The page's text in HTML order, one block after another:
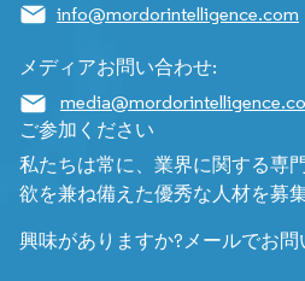
info@mordorintelligence.com
メディアお問い合わせ:
ご参加ください
私たちは常に、業界に関する専
欲を兼ね備えた優秀な人材を募
興味がありますか?メールでお問